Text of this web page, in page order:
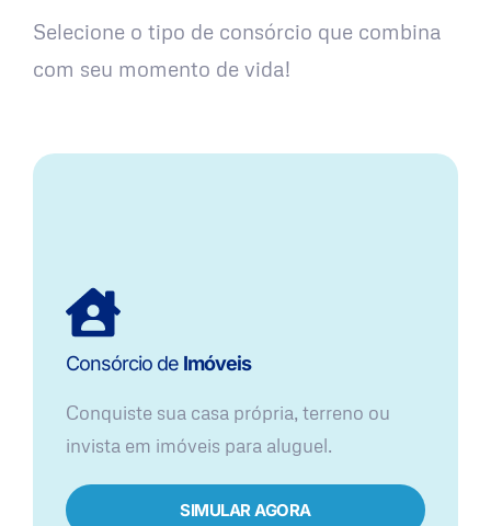
Selecione o tipo de consórcio que combina
com seu momento de vida!
Consórcio de Imóveis
Conquiste sua casa própria, terreno ou
invista em imóveis para aluguel.
SIMULAR AGORA​